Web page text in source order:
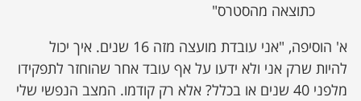
כתוצאה מהסטרס"
א' הוסיפה, "אני עובדת מועצה מזה 16 שנים. איך יכול
להיות שרק אני ולא ידעו על אף עובד אחר שהוחזר לתפקידו
מלפני 40 שנים או בכלל? אלא רק קודמו. המצב הנפשי שלי